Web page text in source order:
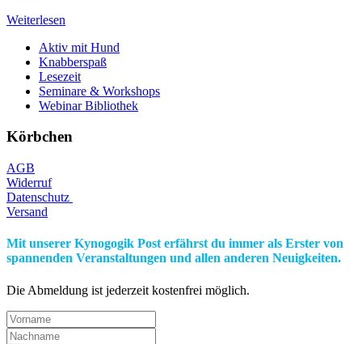
Weiterlesen
Aktiv mit Hund
Knabberspaß
Lesezeit
Seminare & Workshops
Webinar Bibliothek
Körbchen
AGB
Widerruf
Datenschutz
Versand
Mit unserer Kynogogik Post erfährst du immer als Erster von
spannenden Veranstaltungen und allen anderen Neuigkeiten.
Die Abmeldung ist jederzeit kostenfrei möglich.